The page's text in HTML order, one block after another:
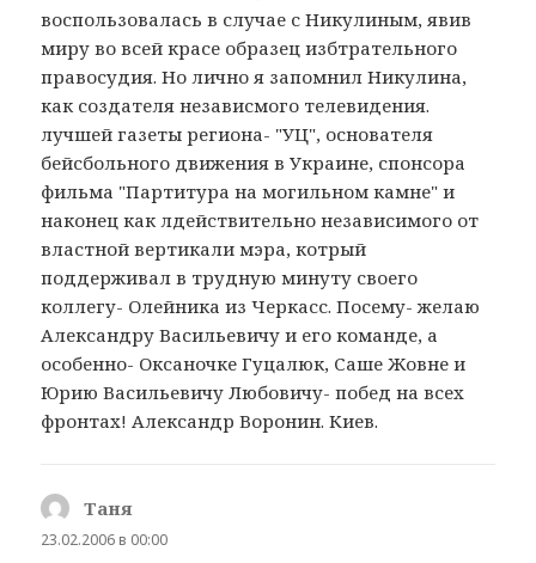
воспользовалась в случае с Никулиным, явив
миру во всей красе образец избтрательного
правосудия. Но лично я запомнил Никулина,
как создателя независмого телевидения.
лучшей газеты региона- "УЦ", основателя
бейсбольного движения в Украине, спонсора
фильма "Партитура на могильном камне" и
наконец как лдействительно независимого от
властной вертикали мэра, котрый
поддерживал в трудную минуту своего
коллегу- Олейника из Черкасс. Посему- желаю
Александру Васильевичу и его команде, а
особенно- Оксаночке Гуцалюк, Саше Жовне и
Юрию Васильевичу Любовичу- побед на всех
фронтах! Александр Воронин. Киев.
Таня
23.02.2006 в 00:00